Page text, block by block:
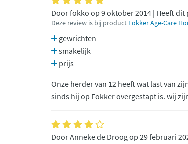
Door fokko op 9 oktober 2014 | Heeft
Deze review is bij product Fokker Age-Care
gewrichten
smakelijk
prijs
Onze herder van 12 heeft wat last van
sinds hij op Fokker overgestapt is. wij
Door Anneke de Droog op 29 februari